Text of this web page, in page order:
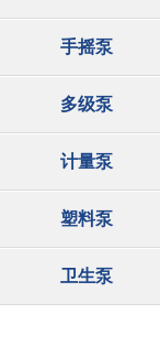
手摇泵
多级泵
计量泵
塑料泵
卫生泵